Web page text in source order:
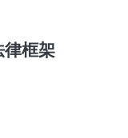
律框架